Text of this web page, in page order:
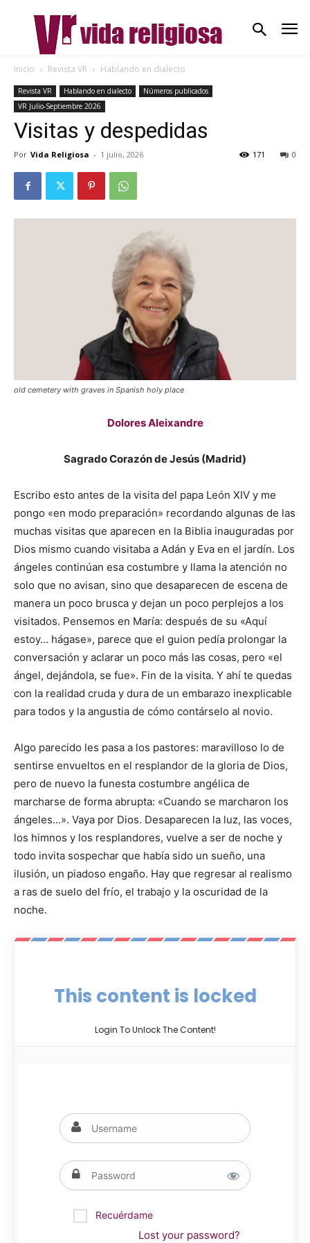
Inicio Revista VR Hablando en dialecto
Revista VR Hablando en dialecto
Números publicados
VR Julio-Septiembre 2026
Visitas y despedidas
Por Vida Religiosa - 1 julio, 2026 0
171
old cemetery with graves in Spanish holy place
Dolores Aleixandre
Sagrado Corazón de Jesús (Madrid)
Escribo esto antes de la visita del papa León XIV y me
pongo «en modo preparación» recordando algunas de las
muchas visitas que aparecen en la Biblia inauguradas por
Dios mismo cuando visitaba a Adán y Eva en el jardín. Los
ángeles continúan esa costumbre y llama la atención no
solo que no avisan, sino que desaparecen de escena de
manera un poco brusca y dejan un poco perplejos a los
visitados. Pensemos en María: después de su «Aquí
estoy… hágase», parece que el guion pedía prolongar la
conversación y aclarar un poco más las cosas, pero «el
ángel, dejándola, se fue». Fin de la visita. Y ahí te quedas
con la realidad cruda y dura de un embarazo inexplicable
para todos y la angustia de cómo contárselo al novio.
Algo parecido les pasa a los pastores: maravilloso lo de
sentirse envueltos en el resplandor de la gloria de Dios,
pero de nuevo la funesta costumbre angélica de
marcharse de forma abrupta: «Cuando se marcharon los
ángeles…». Vaya por Dios. Desaparecen la luz, las voces,
los himnos y los resplandores, vuelve a ser de noche y
todo invita sospechar que había sido un sueño, una
ilusión, un piadoso engaño. Hay que regresar al realismo
a ras de suelo del frío, el trabajo y la oscuridad de la
noche.
This content is locked
Login To Unlock The Content!
Recuérdame
Lost your password?